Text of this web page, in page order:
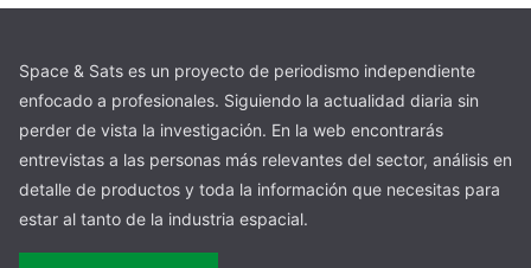
Space & Sats es un proyecto de periodismo independiente
enfocado a profesionales. Siguiendo la actualidad diaria sin
perder de vista la investigación. En la web encontrarás
entrevistas a las personas más relevantes del sector, análisis en
detalle de productos y toda la información que necesitas para
estar al tanto de la industria espacial.